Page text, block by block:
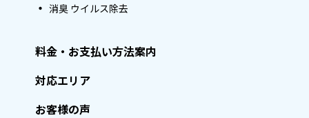
消臭 ウイルス除去
料金・お支払い方法案内
対応エリア
お客様の声